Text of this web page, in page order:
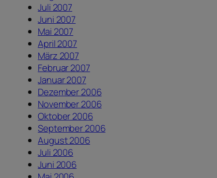
Juli 2007
Juni 2007
Mai 2007
April 2007
März 2007
Februar 2007
Januar 2007
Dezember 2006
November 2006
Oktober 2006
September 2006
August 2006
Juli 2006
Juni 2006